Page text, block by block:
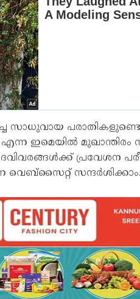
സാധുവായ
എന്ന ഇമെയിൽ
പ്രവേശന
വെബ്സൈറ്റ്